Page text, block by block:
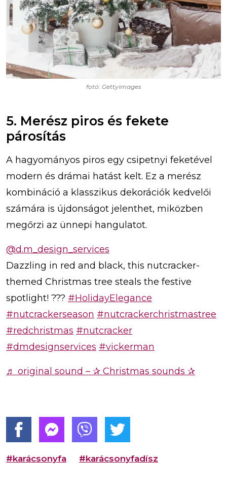
fotó: Gettyimages
5. Merész piros és fekete
párosítás
A hagyományos piros egy csipetnyi feketével
modern és drámai hatást kelt. Ez a merész
kombináció a klasszikus dekorációk kedvelői
számára is újdonságot jelenthet, miközben
megőrzi az ünnepi hangulatot.
@d.m_design_services
Dazzling in red and black, this nutcracker-
themed Christmas tree steals the festive
spotlight! ??? #HolidayElegance
#nutcrackerseason #nutcrackerchristmastree
#redchristmas #nutcracker
#dmdesignservices #vickerman
♬ original sound – ✰ Christmas sounds ✰
#karácsonyfa #karácsonyfadísz